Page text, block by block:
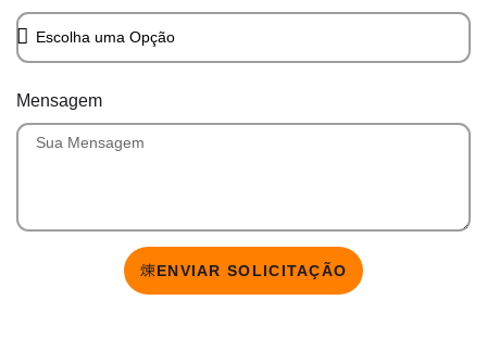
Mensagem
ENVIAR SOLICITAÇÃO